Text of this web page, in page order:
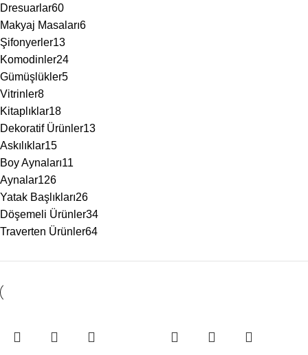
Dresuarlar60
Makyaj Masaları6
Şifonyerler13
Komodinler24
Gümüşlükler5
Vitrinler8
Kitaplıklar18
Dekoratif Ürünler13
Askılıklar15
Boy Aynaları11
Aynalar126
Yatak Başlıkları26
Döşemeli Ürünler34
Traverten Ürünler64